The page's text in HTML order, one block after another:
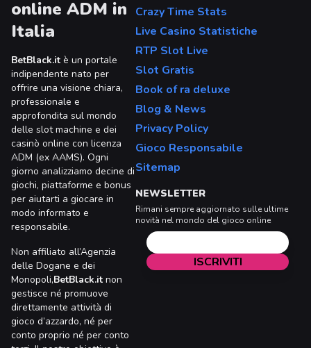
online ADM in
Italia
BetBlack.it è un portale
indipendente nato per
offrire una visione chiara,
professionale e
approfondita sul mondo
delle slot machine e dei
casinò online con licenza
ADM (ex AAMS). Ogni
giorno analizziamo decine di
giochi, piattaforme e bonus
per aiutarti a giocare in
modo informato e
responsabile.
Non affiliato all’Agenzia
delle Dogane e dei
Monopoli,BetBlack.it non
gestisce né promuove
direttamente attività di
gioco d’azzardo, né per
conto proprio né per conto
Crazy Time Stats
Live Casino Statistiche
RTP Slot Live
Slot Gratis
Book of ra deluxe
Blog & News
Privacy Policy
Gioco Responsabile
Sitemap
NEWSLETTER
Rimani sempre aggiornato sulle ultime
novità nel mondo del gioco online